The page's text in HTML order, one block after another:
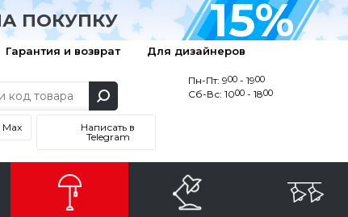
ПОКУПКУ 15%
Гарантия и возврат Для дизайнеров
Max
Написать в
Telegram
Пн-Пт: 900 - 1900
Сб-Вс: 1000 - 1800